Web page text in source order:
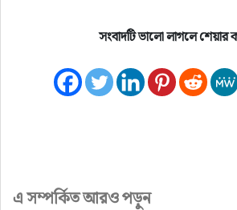
সংবাদটি ভালো লাগলে
এ সম্পর্কিত আরও পড়ুন